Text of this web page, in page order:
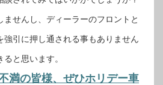
せんし、ディーラーのフロントと
強引に押し通される事もありません
と思います。
満の皆様、ぜひホリデー車